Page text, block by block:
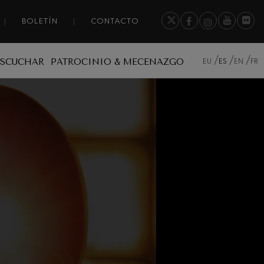
BOLETÍN CONTACTO
PATROCINIO & MECENAZGO EU ES EN FR